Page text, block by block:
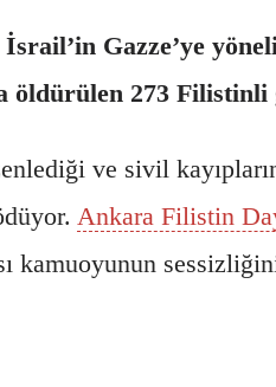
Gazze’ye
273 Filistinli
ve sivil
Ankara Filistin
kamuoyunun